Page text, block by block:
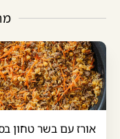
אורז עם בשר טחון